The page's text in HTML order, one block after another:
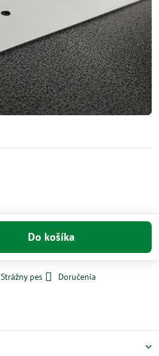
Do košíka
Strážny pes
Doručenia